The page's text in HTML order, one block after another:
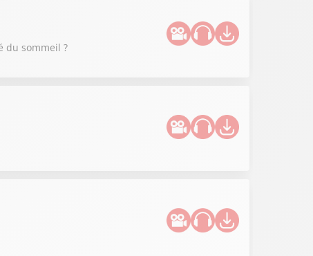
du sommeil ?